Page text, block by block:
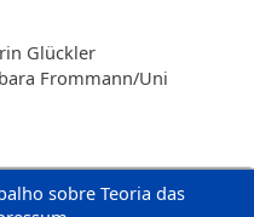
Glückler
Frommann/Uni
sobre Teoria das